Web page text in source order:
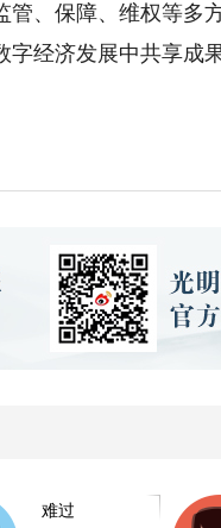
管、保障、维权等多
字经济发展中共享成
难过